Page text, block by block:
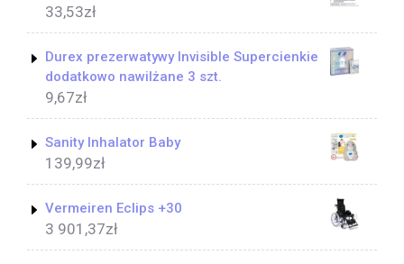
33,53zł
Durex prezerwatywy Invisible Supercienkie
dodatkowo nawilżane 3 szt.
9,67zł
Sanity Inhalator Baby
139,99zł
Vermeiren Eclips +30
3 901,37zł